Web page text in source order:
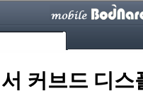
커브드 디